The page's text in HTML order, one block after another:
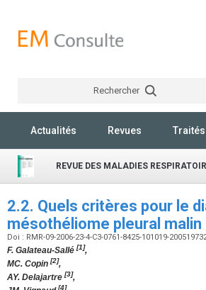
Rechercher
Actualités Revues Traités
REVUE DES MALADIES
2.2. Quels critères pour le
mésothéliome pleural malin
Doi : RMR-09-2006-23-4-C3-0761-8425-101019-
F. Galateau-Sallé [1],
MC. Copin [2],
AY. Delajartre [3],
[4]